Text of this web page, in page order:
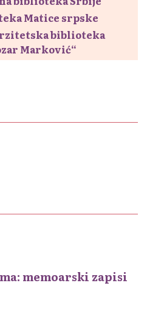
Matice srpske
biblioteka
Marković“
memoarski zapisi